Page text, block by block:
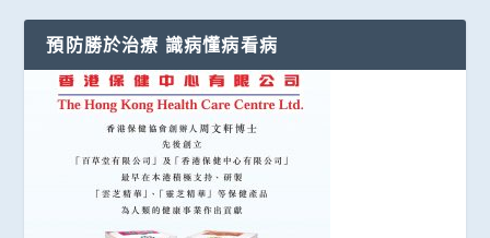
預防勝於治療 識病懂病看病